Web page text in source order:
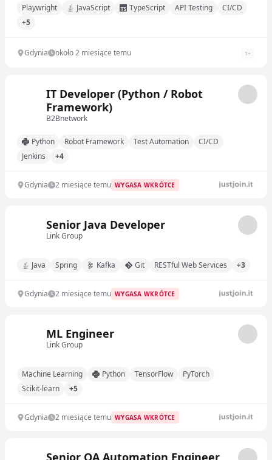
Playwright JavaScript TypeScript API Testing
CI/CD
+5
Gdynia około 2 miesiące temu 1+
IT Developer (Python / Robot
Framework)
B2Bnetwork
Python Robot Framework Test Automation
CI/CD
Jenkins
+4
Gdynia 2 miesiące temu WYGASA WKRÓTCE
Senior Java Developer
Link Group
Java Spring Kafka Git RESTful Web Services +3
Gdynia 2 miesiące temu WYGASA WKRÓTCE
ML Engineer
Link Group
Machine Learning Python TensorFlow
PyTorch
Scikit-learn
+5
Gdynia 2 miesiące temu WYGASA WKRÓTCE
Senior QA Automation Engineer